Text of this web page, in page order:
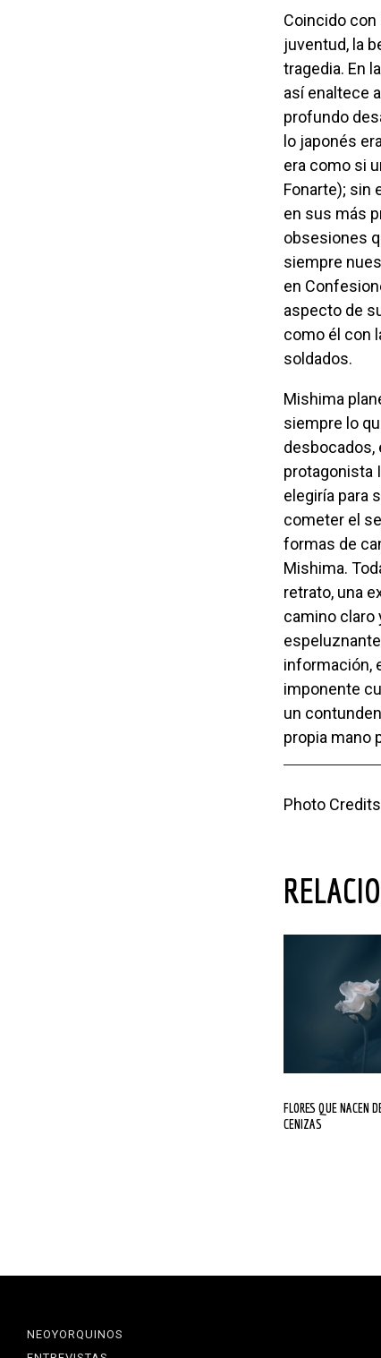
Coincido con Miller en que los temas centrales de la obra de Mishima son la
juventud, la
tragedia. En
así enaltece
profundo
lo japonés
era como si
Fonarte); sin
en sus más
obsesiones
siempre
en
aspecto de
como él con
soldados.
Mishima planeó su propio fin con gran precisión y sin titubeos; albergaba desde
siempre lo
desbocados,
protagonista
elegiría para
cometer el
formas de
Mishima.
retrato, una
camino claro
información,
imponente
un
propia mano
Photo
FLORES QUE NACEN DE LAS
CENIZAS
NEOYORQUINOS